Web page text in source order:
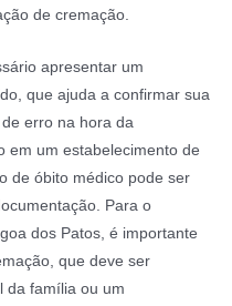
de cremação.
apresentar um
que ajuda a confirmar sua
erro na hora da
em um estabelecimento de
de óbito médico pode ser
Para o
dos Patos, é importante
que deve ser
da família ou um